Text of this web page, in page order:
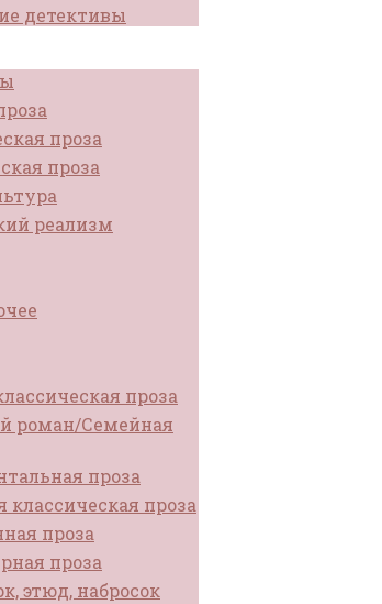
детективы
проза
проза
реализм
проза
роман/Семейная
проза
классическая проза
проза
проза
этюд, набросок